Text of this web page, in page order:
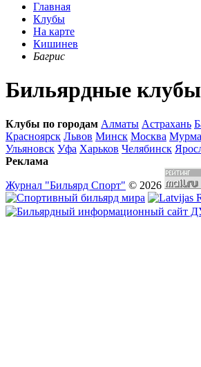
Главная
Клубы
На карте
Кишинев
Багрис
Бильярдные
Клубы по городам Алматы Астрахань
Красноярск Львов Минск Москва
Ульяновск Уфа Харьков Челябинск
Реклама
Журнал "Бильярд Спорт" © 2026